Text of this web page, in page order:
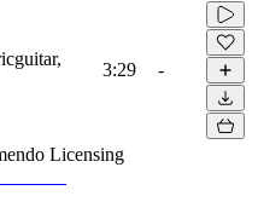
3:29 -
Licensing